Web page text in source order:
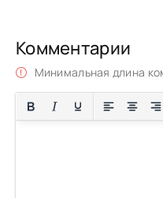
Комментарии
Минимальная длина